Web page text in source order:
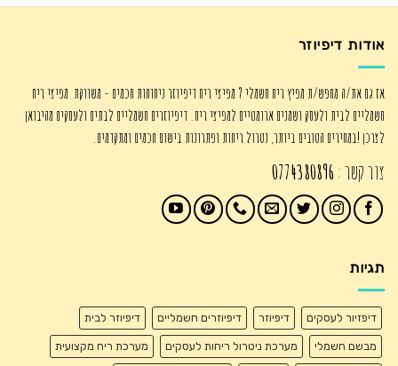
₪895.00.
₪725.00.
אודות דיפיוזר
אז גם את/ה מחפש/ת מפיץ ריח חשמלי ? מפיצי ריח דיפיוזר ניחוחות חכמים - משווקת מפיצי ריח
חשמליים לבית ולעסק ושמנים ארומטיים למפיצי ריח. דיפיוזרים חשמליים לבתים ולעסקים מהיבואן
לצרכן !במחירים הטובים ביותר, נטרול ריחות ופתרונות בישום חכמים ומתקדמים.
צור קשר : 0774380896
תגיות
דיפזיור לעסקים דיפיוזר דיפיוזרים חשמליים דיפיוזר לבית
מבשם חשמלי מערכת ניטרול ריחות לעסקים מערכת ריח מקצועית